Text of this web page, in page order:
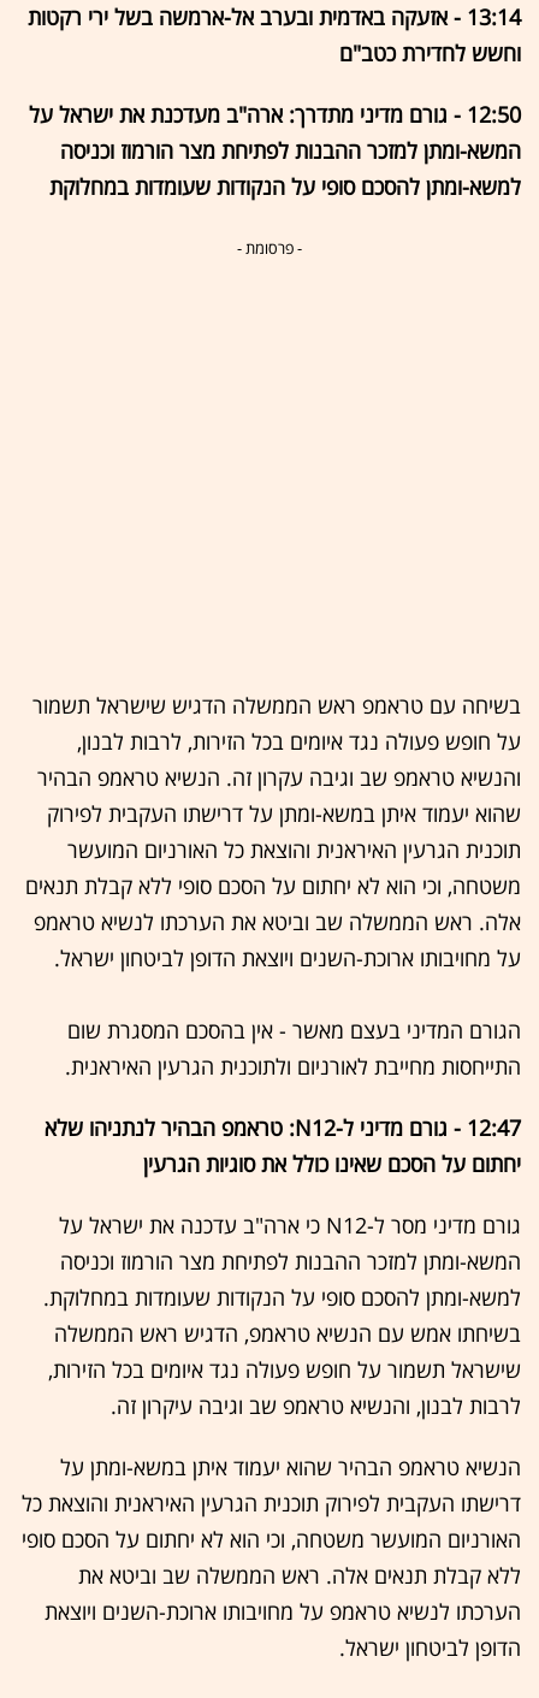
13:14 - אזעקה באדמית ובערב אל-ארמשה בשל ירי רקטות
וחשש לחדירת כטב"ם
12:50 - גורם מדיני מתדרך: ארה"ב מעדכנת את ישראל על
המשא-ומתן למזכר ההבנות לפתיחת מצר הורמוז וכניסה
למשא-ומתן להסכם סופי על הנקודות שעומדות במחלוקת
- פרסומת -
בשיחה עם טראמפ ראש הממשלה הדגיש שישראל תשמור
על חופש פעולה נגד איומים בכל הזירות, לרבות לבנון,
והנשיא טראמפ שב וגיבה עקרון זה. הנשיא טראמפ הבהיר
שהוא יעמוד איתן במשא-ומתן על דרישתו העקבית לפירוק
תוכנית הגרעין האיראנית והוצאת כל האורניום המועשר
משטחה, וכי הוא לא יחתום על הסכם סופי ללא קבלת תנאים
אלה. ראש הממשלה שב וביטא את הערכתו לנשיא טראמפ
על מחויבותו ארוכת-השנים ויוצאת הדופן לביטחון ישראל.
הגורם המדיני בעצם מאשר - אין בהסכם המסגרת שום
התייחסות מחייבת לאורניום ולתוכנית הגרעין האיראנית.
12:47 - גורם מדיני ל-N12: טראמפ הבהיר לנתניהו שלא
יחתום על הסכם שאינו כולל את סוגיות הגרעין
גורם מדיני מסר ל-N12 כי ארה"ב עדכנה את ישראל על
המשא-ומתן למזכר ההבנות לפתיחת מצר הורמוז וכניסה
למשא-ומתן להסכם סופי על הנקודות שעומדות במחלוקת.
בשיחתו אמש עם הנשיא טראמפ, הדגיש ראש הממשלה
שישראל תשמור על חופש פעולה נגד איומים בכל הזירות,
לרבות לבנון, והנשיא טראמפ שב וגיבה עיקרון זה.
הנשיא טראמפ הבהיר שהוא יעמוד איתן במשא-ומתן על
דרישתו העקבית לפירוק תוכנית הגרעין האיראנית והוצאת כל
האורניום המועשר משטחה, וכי הוא לא יחתום על הסכם סופי
ללא קבלת תנאים אלה. ראש הממשלה שב וביטא את
הערכתו לנשיא טראמפ על מחויבותו ארוכת-השנים ויוצאת
הדופן לביטחון ישראל.